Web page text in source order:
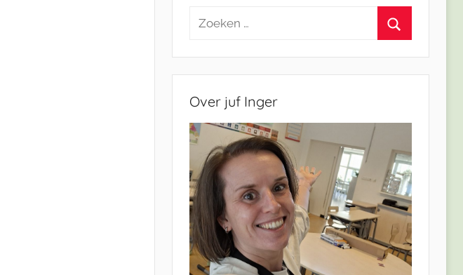
Zoeken
Over juf Inger